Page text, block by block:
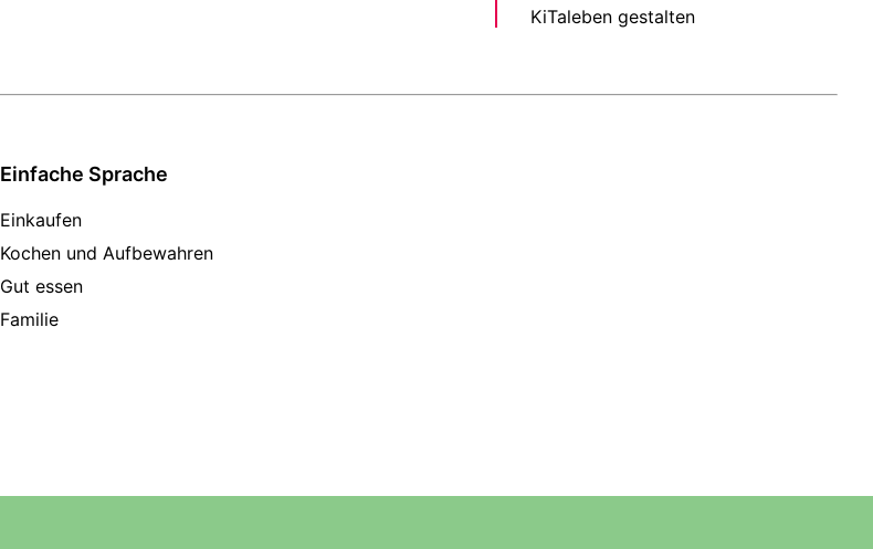
KiTaleben gestalten
Einfache Sprache
Einkaufen
Kochen und Aufbewahren
Gut essen
Familie